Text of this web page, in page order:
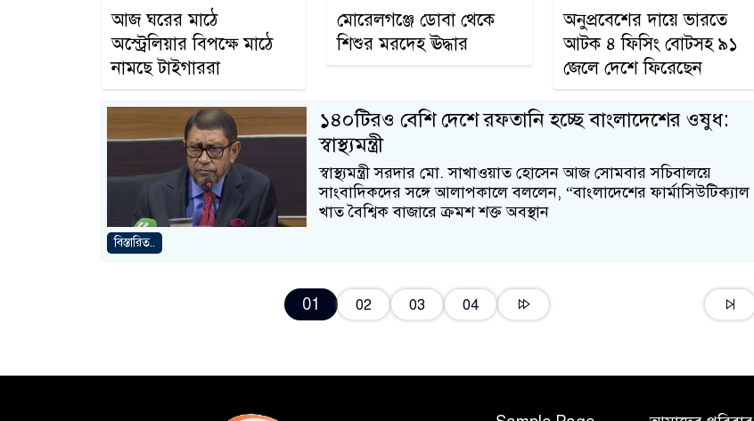
আজ ঘরের মাঠে
অস্ট্রেলিয়ার বিপক্ষে মাঠে
নামছে টাইগাররা
মোরেলগঞ্জে ডোবা থেকে
শিশুর মরদেহ ঊদ্ধার
অনুপ্রবেশের দায়ে ভারতে
আটক ৪ ফিসিং বোটসহ ৯১
জেলে দেশে ফিরেছেন
১৪০টিরও বেশি দেশে রফতানি হচ্ছে বাংলাদেশের ওষুধ:
স্বাস্থ্যমন্ত্রী
স্বাস্থ্যমন্ত্রী সরদার মো. সাখাওয়াত হোসেন আজ সোমবার সচিবালয়ে
সাংবাদিকদের সঙ্গে আলাপকালে বললেন, “বাংলাদেশের ফার্মাসিউটিক্যাল
খাত বৈশ্বিক বাজারে ক্রমশ শক্ত অবস্থান
বিস্তারিত..
01 02 03 04